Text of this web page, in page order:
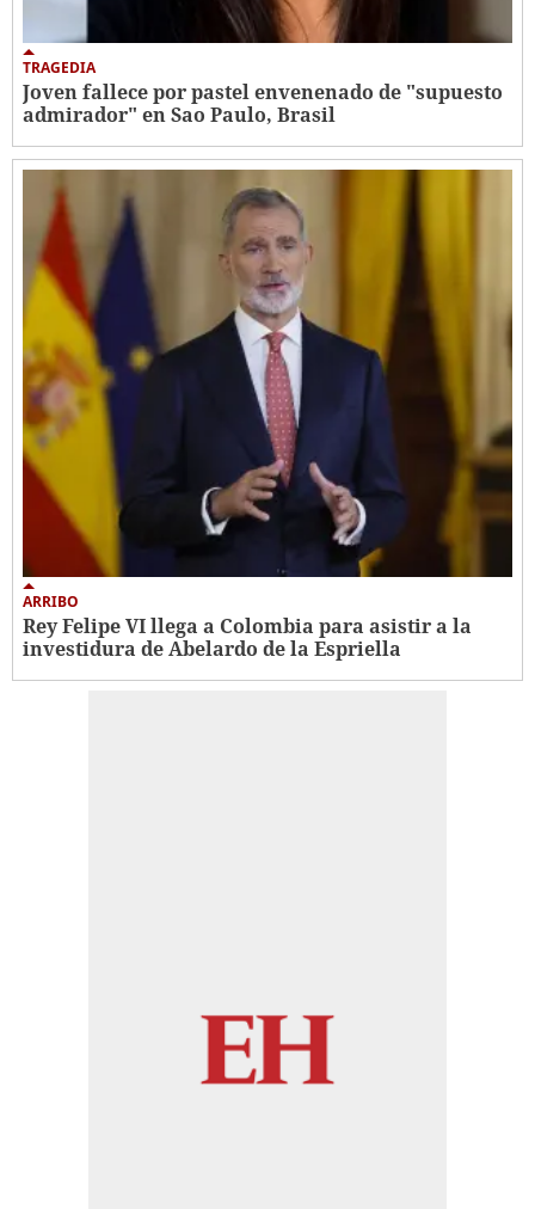
TRAGEDIA
Joven fallece por pastel envenenado de "supuesto
admirador" en Sao Paulo, Brasil
ARRIBO
Rey Felipe VI llega a Colombia para asistir a la
investidura de Abelardo de la Espriella